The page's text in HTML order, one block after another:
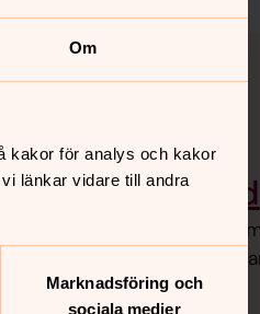
Om
kakor för analys och kakor
länkar vidare till andra
Marknadsföring och
sociala medier
på Öland
Josua och Miriam.
För alla runt